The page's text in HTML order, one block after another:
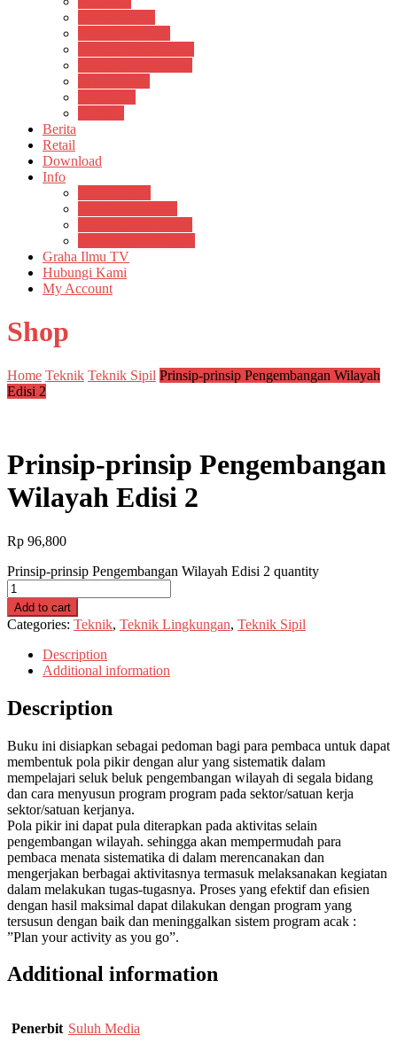
Berita
Retail
Download
Info
Graha Ilmu TV
Hubungi Kami
My Account
Shop
Home Teknik Teknik Sipil Prinsip-prinsip Pengembangan Wilayah
Edisi 2
Prinsip-prinsip Pengembangan
Wilayah Edisi 2
Rp 96,800
Prinsip-prinsip Pengembangan Wilayah Edisi 2 quantity
Add to cart
Categories: Teknik, Teknik Lingkungan, Teknik Sipil
Description
Additional information
Description
Buku ini disiapkan sebagai pedoman bagi para pembaca untuk dapat
membentuk pola pikir dengan alur yang sistematik dalam
mempelajari seluk beluk pengembangan wilayah di segala bidang
dan cara menyusun program program pada sektor/satuan kerja
sektor/satuan kerjanya.
Pola pikir ini dapat pula diterapkan pada aktivitas selain
pengembangan wilayah. sehingga akan mempermudah para
pembaca menata sistematika di dalam merencanakan dan
mengerjakan berbagai aktivitasnya termasuk melaksanakan kegiatan
dalam melakukan tugas-tugasnya. Proses yang efektif dan eﬁsien
dengan hasil maksimal dapat dilakukan dengan program yang
tersusun dengan baik dan meninggalkan sistem program acak :
”Plan your activity as you go”.
Additional information
Penerbit Suluh Media